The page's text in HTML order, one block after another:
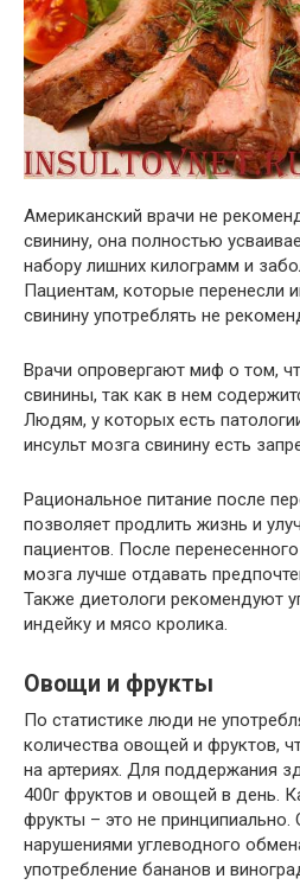
Американский врачи не
свинину, она полностью
набору лишних килограмм и
Пациентам, которые перенесли
свинину употреблять не
Врачи опровергают миф о том,
свинины, так как в нем
Людям, у которых есть
инсульт мозга свинину есть
Рациональное питание после
позволяет продлить жизнь и
пациентов. После
мозга лучше отдавать
Также диетологи рекомендуют
индейку и мясо кролика.
Овощи и фрукты
По статистике люди не
количества овощей и фруктов,
на артериях. Для поддержания
400г фруктов и овощей в день.
фрукты – это не
нарушениями углеводного
употребление бананов и